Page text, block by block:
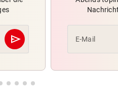
send
Abschicken E-Mail